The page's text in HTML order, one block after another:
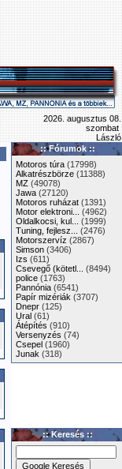
2026. augusztus 08.
szombat
László
:: Fórumok ::
Motoros túra (17998)
Alkatrészbörze (11388)
MZ (49078)
Jawa (27120)
Motoros ruházat (1391)
Motor elektroni...
(4962)
Oldalkocsi, kul...
(1999)
Tuning, fejlesz...
(2476)
Motorszervíz (2867)
Simson (3406)
Izs (611)
Csevegő (kötetl...
(8494)
police (1763)
Pannónia (6541)
Papír mizériák (3707)
Dnepr (125)
Ural (61)
Átépítés (910)
Versenyzés (74)
Csepel (1960)
Junak (318)
:: Keresés ::